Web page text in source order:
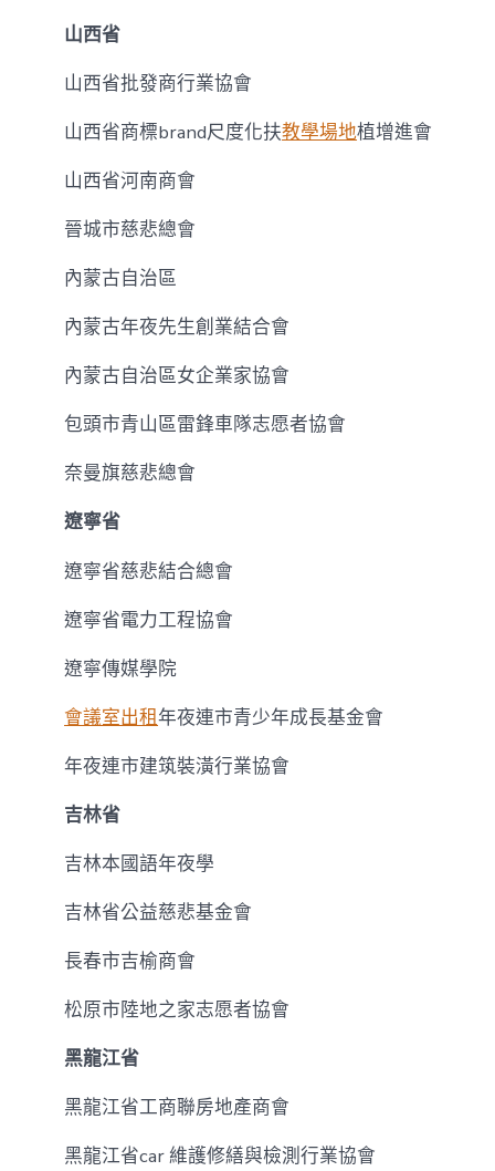
山西省
山西省批發商行業協會
山西省商標brand尺度化扶教學場地植增進會
山西省河南商會
晉城市慈悲總會
內蒙古自治區
內蒙古年夜先生創業結合會
內蒙古自治區女企業家協會
包頭市青山區雷鋒車隊志愿者協會
奈曼旗慈悲總會
遼寧省
遼寧省慈悲結合總會
遼寧省電力工程協會
遼寧傳媒學院
會議室出租年夜連市青少年成長基金會
年夜連市建筑裝潢行業協會
吉林省
吉林本國語年夜學
吉林省公益慈悲基金會
長春市吉榆商會
松原市陸地之家志愿者協會
黑龍江省
黑龍江省工商聯房地產商會
黑龍江省car 維護修繕與檢測行業協會